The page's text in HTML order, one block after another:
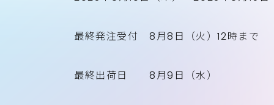
最終発注受付 8月8日（火）12時まで
最終出荷日 8月9日（水）